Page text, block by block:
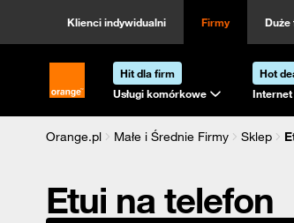
Klienci indywidualni Firmy Duże
Strona główna Orange.pl
Hit dla firm
Usługi komórkowe
Hot
Internet
Orange.pl Małe i Średnie Firmy Sklep
Etui na telefon